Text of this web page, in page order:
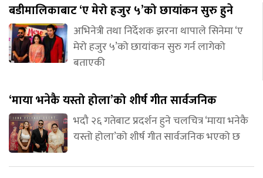
बडीमालिकाबाट ‘ए मेरो हजुर ५’को छायांकन सुरु हुने
अभिनेत्री तथा निर्देशक झरना थापाले सिनेमा ‘ए
मेरो हजुर ५’को छायांकन सुरु गर्न लागेको
बताएकी
‘माया भनेकै यस्तो होला’को शीर्ष गीत सार्वजनिक
भदौ २६ गतेबाट प्रदर्शन हुने चलचित्र ‘माया भनेकै
यस्तो होला’को शीर्ष गीत सार्वजनिक भएको छ